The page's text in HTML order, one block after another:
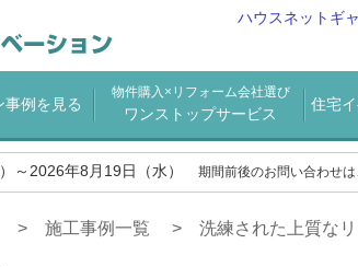
ハウスネットギ
事例を見る
物件購入×リフォーム会社選び
ワンストップサービス
住宅
～2026年8月19日（水） 期間前後のお問い合わせ
施工事例一覧 洗練された上質な